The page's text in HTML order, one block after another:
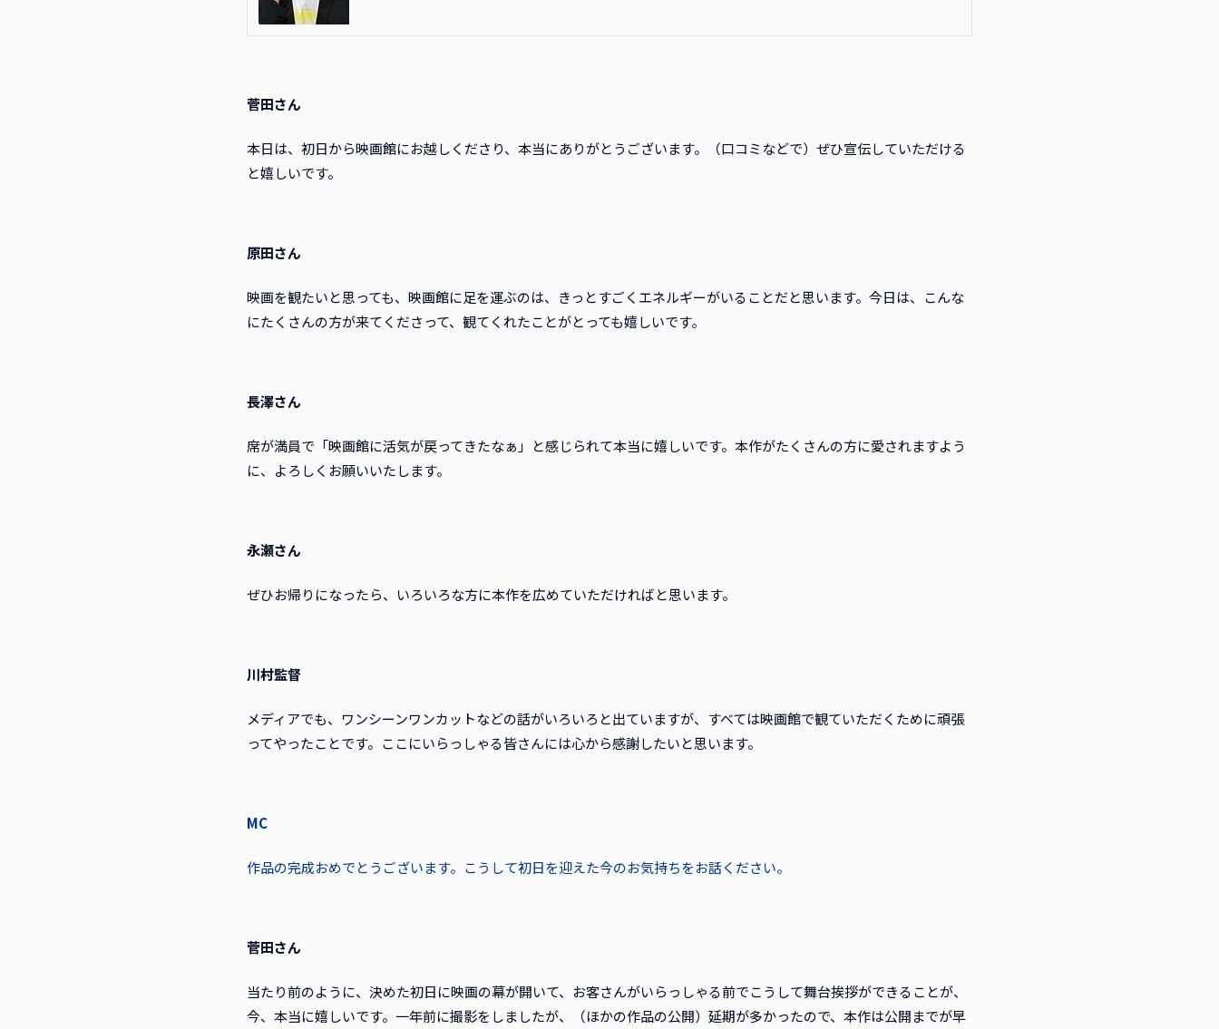
菅田さん
本日は、初日から映画館にお越しくださり、本当にありがとうございます。（口コミなどで）ぜひ宣伝していただける
と嬉しいです。
原田さん
映画を観たいと思っても、映画館に足を運ぶのは、きっとすごくエネルギーがいることだと思います。今日は、こんな
にたくさんの方が来てくださって、観てくれたことがとっても嬉しいです。
長澤さん
席が満員で「映画館に活気が戻ってきたなぁ」と感じられて本当に嬉しいです。本作がたくさんの方に愛されますよう
に、よろしくお願いいたします。
永瀬さん
ぜひお帰りになったら、いろいろな方に本作を広めていただければと思います。
川村監督
メディアでも、ワンシーンワンカットなどの話がいろいろと出ていますが、すべては映画館で観ていただくために頑張
ってやったことです。ここにいらっしゃる皆さんには心から感謝したいと思います。
MC
作品の完成おめでとうございます。こうして初日を迎えた今のお気持ちをお話ください。
菅田さん
当たり前のように、決めた初日に映画の幕が開いて、お客さんがいらっしゃる前でこうして舞台挨拶ができることが、
今、本当に嬉しいです。一年前に撮影をしましたが、（ほかの作品の公開）延期が多かったので、本作は公開までが早